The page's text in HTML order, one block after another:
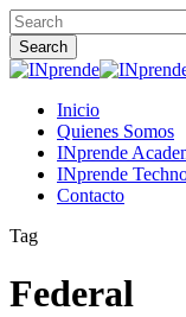
Skip
to
main
content
Search
Close
Menu
Inicio
Quienes Somos
INprende
INprende
Contacto
Tag
Federal